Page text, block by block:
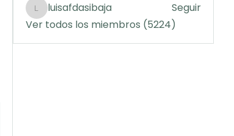
luisafdasibaja
luisafdasibaja
Seguir
Ver todos los miembros (5224)